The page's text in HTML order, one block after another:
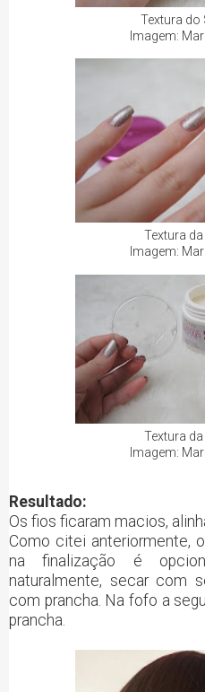
Textura do
Imagem:
Textura
Imagem:
Textura
Imagem:
Resultado:
Os fios ficaram macios,
Como citei anteriormente,
na finalização é
naturalmente, secar com
com prancha. Na fofo a
prancha.